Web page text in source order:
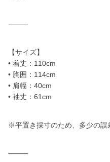
⸻
【サイズ】
• 着丈：110cm
• 胸囲：114cm
• 肩幅：40cm
• 袖丈：61cm
※平置き採寸のため、多少の誤
⸻